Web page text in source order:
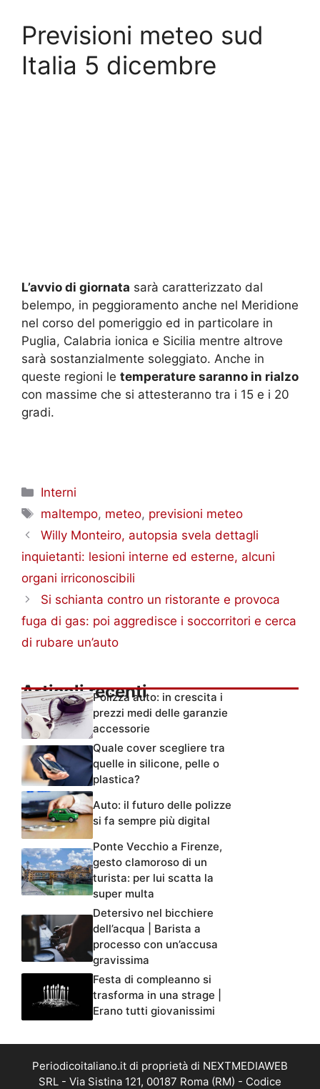
Previsioni meteo sud
Italia 5 dicembre
L’avvio di giornata sarà caratterizzato dal
belempo, in peggioramento anche nel Meridione
nel corso del pomeriggio ed in particolare in
Puglia, Calabria ionica e Sicilia mentre altrove
sarà sostanzialmente soleggiato. Anche in
queste regioni le temperature saranno in rialzo
con massime che si attesteranno tra i 15 e i 20
gradi.
Categorie
Interni
Tag
maltempo, meteo, previsioni meteo
Willy Monteiro, autopsia svela dettagli
inquietanti: lesioni interne ed esterne, alcuni
organi irriconoscibili
Si schianta contro un ristorante e provoca
fuga di gas: poi aggredisce i soccorritori e cerca
di rubare un’auto
Articoli recentiPolizza auto: in crescita i
prezzi medi delle garanzie
accessorie
Quale cover scegliere tra
quelle in silicone, pelle o
plastica?
Auto: il futuro delle polizze
si fa sempre più digital
Ponte Vecchio a Firenze,
gesto clamoroso di un
turista: per lui scatta la
super multa
Detersivo nel bicchiere
dell’acqua | Barista a
processo con un’accusa
gravissima
Festa di compleanno si
trasforma in una strage |
Erano tutti giovanissimi
Periodicoitaliano.it di proprietà di NEXTMEDIAWEB
SRL - Via Sistina 121, 00187 Roma (RM) - Codice